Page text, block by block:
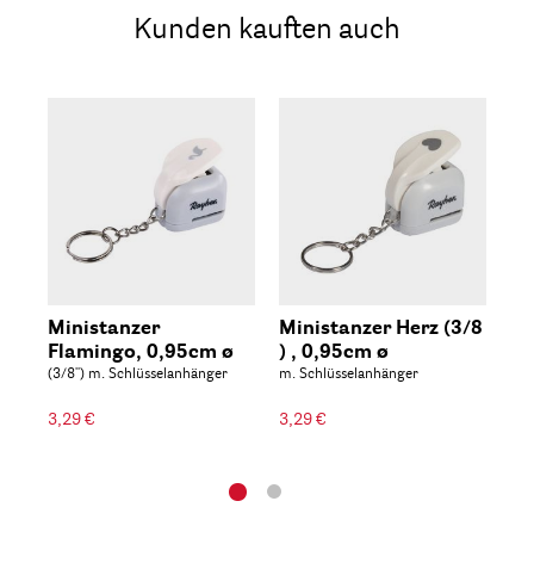
Kunden kauften auch
Ministanzer
Flamingo, 0,95cm ø
(3/8'') m. Schlüsselanhänger
3,29 €
Ministanzer Herz (3/8
) , 0,95cm ø
m. Schlüsselanhänger
3,29 €